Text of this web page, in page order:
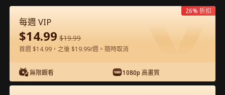
每週 VIP
$14.99 $19.99
首週 $14.99，之後 $19.99/週。隨時取消
無限觀看 1080p 高畫質
26% 折扣